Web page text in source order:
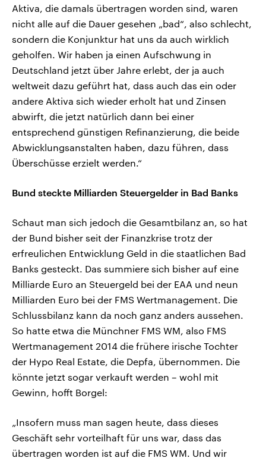
Aktiva, die damals übertragen worden sind, waren
nicht alle auf die Dauer gesehen „bad“, also schlecht,
sondern die Konjunktur hat uns da auch wirklich
geholfen. Wir haben ja einen Aufschwung in
Deutschland jetzt über Jahre erlebt, der ja auch
weltweit dazu geführt hat, dass auch das ein oder
andere Aktiva sich wieder erholt hat und Zinsen
abwirft, die jetzt natürlich dann bei einer
entsprechend günstigen Refinanzierung, die beide
Abwicklungsanstalten haben, dazu führen, dass
Überschüsse erzielt werden.“
Bund steckte Milliarden Steuergelder in Bad Banks
Schaut man sich jedoch die Gesamtbilanz an, so hat
der Bund bisher seit der Finanzkrise trotz der
erfreulichen Entwicklung Geld in die staatlichen Bad
Banks gesteckt. Das summiere sich bisher auf eine
Milliarde Euro an Steuergeld bei der EAA und neun
Milliarden Euro bei der FMS Wertmanagement. Die
Schlussbilanz kann da noch ganz anders aussehen.
So hatte etwa die Münchner FMS WM, also FMS
Wertmanagement 2014 die frühere irische Tochter
der Hypo Real Estate, die Depfa, übernommen. Die
könnte jetzt sogar verkauft werden – wohl mit
Gewinn, hofft Borgel:
„Insofern muss man sagen heute, dass dieses
Geschäft sehr vorteilhaft für uns war, dass das
übertragen worden ist auf die FMS WM. Und wir